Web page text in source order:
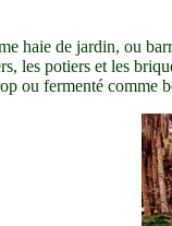
haie de jardin, ou
les potiers et les
ou fermenté comme